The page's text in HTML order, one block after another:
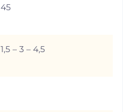
45
1,5 – 3 – 4,5